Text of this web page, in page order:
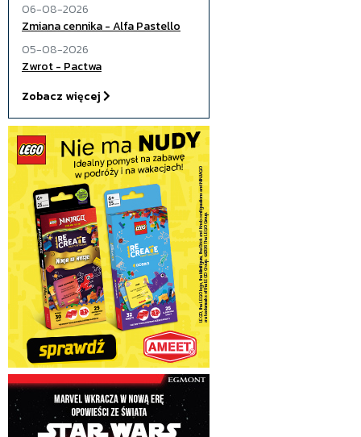
06-08-2026
Zmiana cennika - Alfa Pastello
05-08-2026
Zwrot - Pactwa
Zobacz więcej